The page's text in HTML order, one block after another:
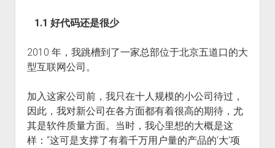
1.1 好代码还是很少
2010 年，我跳槽到了一家总部位于北京五道口的大
型互联网公司。
加入这家公司前，我只在十人规模的小公司待过，
因此，我对新公司在各方面都有着很高的期待，尤
其是软件质量方面。当时，我心里想的大概是这
样：“这可是支撑了有着千万用户量的产品的‘大’项